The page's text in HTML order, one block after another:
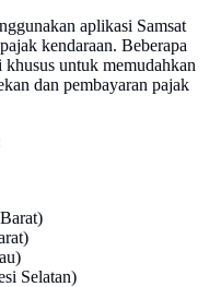
aplikasi Samsat
kendaraan. Beberapa
untuk memudahkan
dan pembayaran pajak
Selatan)